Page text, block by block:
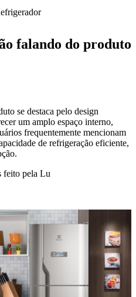
falando do produto
se destaca pelo design
um amplo espaço interno,
frequentemente mencionam
de refrigeração eficiente,
feito pela Lu